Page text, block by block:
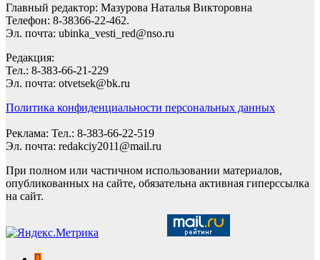
Главный редактор: Мазурова Наталья Викторовна
Телефон: 8-38366-22-462.
Эл. почта: ubinka_vesti_red@nso.ru
Редакция:
Тел.: 8-383-66-21-229
Эл. почта: otvetsek@bk.ru
Политика конфиденциальности персональных данных
Реклама: Тел.: 8-383-66-22-519
Эл. почта: redakciy2011@mail.ru
При полном или частичном использовании материалов,
опубликованных на сайте, обязательна активная гиперссылка
на сайт.